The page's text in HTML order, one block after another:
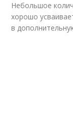
Небольшое
хорошо
в